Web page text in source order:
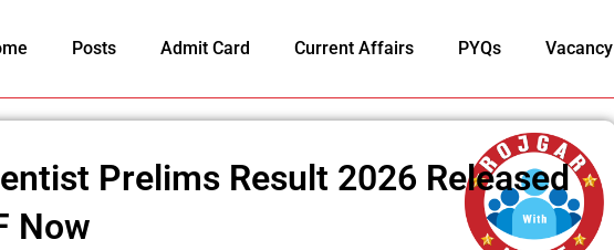
Posts Admit Card Current Affairs PYQs Vacancy
Prelims Result 2026 Released
Now